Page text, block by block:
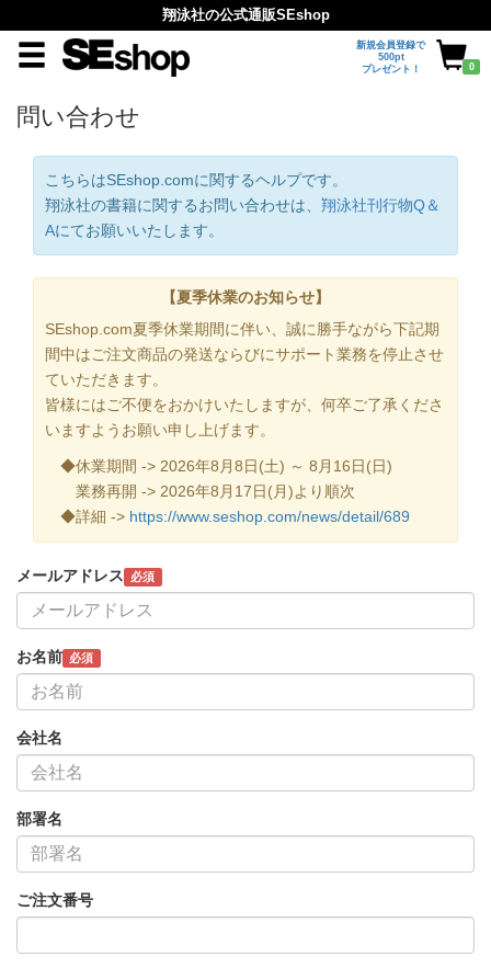
翔泳社の公式通販SEshop
新規会員登録で
500pt
プレゼント！
0
問い合わせ
こちらはSEshop.comに関するヘルプです。
翔泳社の書籍に関するお問い合わせは、 翔泳社刊行物Q＆
Aにてお願いいたします。
【夏季休業のお知らせ】
SEshop.com夏季休業期間に伴い、誠に勝手ながら下記期
間中はご注文商品の発送ならびにサポート業務を停止させ
ていただきます。
皆様にはご不便をおかけいたしますが、何卒ご了承くださ
いますようお願い申し上げます。
◆休業期間 -> 2026年8月8日(土) ～ 8月16日(日)
業務再開 -> 2026年8月17日(月)より順次
◆詳細 -> https://www.seshop.com/news/detail/689
メールアドレス 必須
お名前 必須
会社名
部署名
ご注文番号